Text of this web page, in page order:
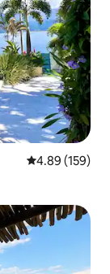
औसत रेटिंग 5 में से
4.89 (159)